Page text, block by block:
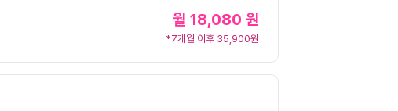
월 18,080 원
*7개월 이후 35,900원